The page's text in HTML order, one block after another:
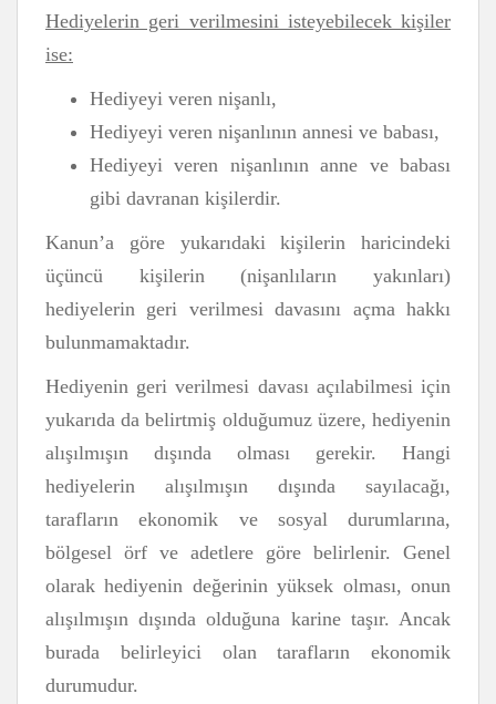
Hediyelerin geri verilmesini isteyebilecek kişiler
ise:
Hediyeyi veren nişanlı,
Hediyeyi veren nişanlının annesi ve babası,
Hediyeyi veren nişanlının anne ve babası
gibi davranan kişilerdir.
Kanun’a göre yukarıdaki kişilerin haricindeki
üçüncü kişilerin (nişanlıların yakınları)
hediyelerin geri verilmesi davasını açma hakkı
bulunmamaktadır.
Hediyenin geri verilmesi davası açılabilmesi için
yukarıda da belirtmiş olduğumuz üzere, hediyenin
alışılmışın dışında olması gerekir. Hangi
hediyelerin alışılmışın dışında sayılacağı,
tarafların ekonomik ve sosyal durumlarına,
bölgesel örf ve adetlere göre belirlenir. Genel
olarak hediyenin değerinin yüksek olması, onun
alışılmışın dışında olduğuna karine taşır. Ancak
burada belirleyici olan tarafların ekonomik
durumudur.